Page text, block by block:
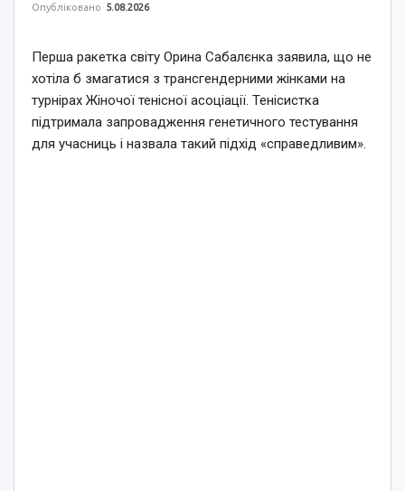
Опубліковано 5.08.2026
Перша ракетка світу Орина Сабалєнка заявила, що не
хотіла б змагатися з трансгендерними жінками на
турнірах Жіночої тенісної асоціації. Тенісистка
підтримала запровадження генетичного тестування
для учасниць і назвала такий підхід «справедливим».